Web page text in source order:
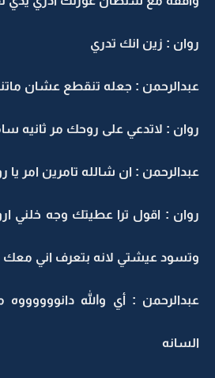
روان : زين انك تدري
عبدالرحمن : جعله تنقطع عشان ماتنمد
روان : لاتدعي على روحك مر ثانيه سامع
عبدالرحمن : ان شالله تامرين امر يا
روان : اقول ترا عطيتك وجه خلني
وتسود عيشتي لانه بتعرف اني معك
عبدالرحمن : أي والله دانووووووه
السانه